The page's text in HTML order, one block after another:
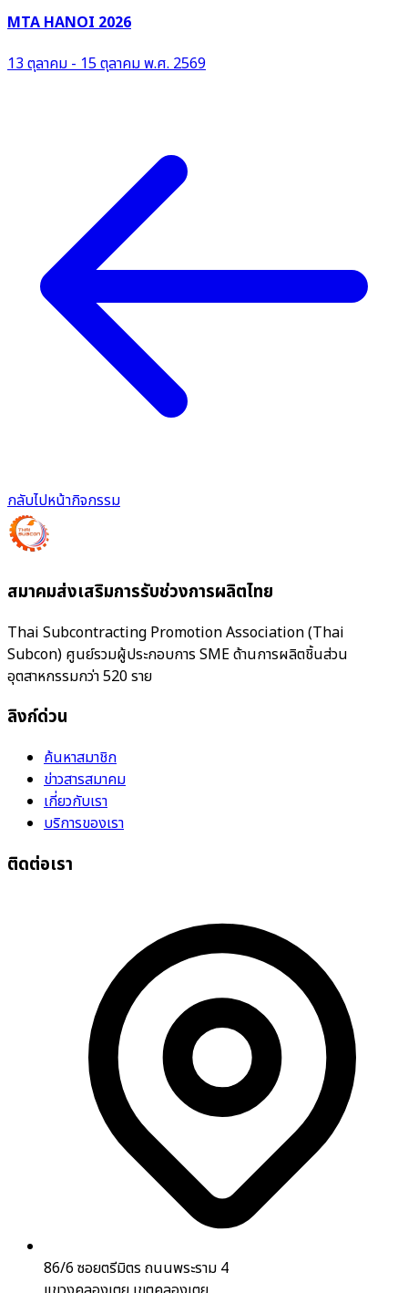
MTA HANOI 2026
13 ตุลาคม - 15 ตุลาคม พ.ศ. 2569
กลับไปหน้ากิจกรรม
สมาคมส่งเสริมการรับช่วงการผลิตไทย
Thai Subcontracting Promotion Association (Thai
Subcon) ศูนย์รวมผู้ประกอบการ SME ด้านการผลิตชิ้นส่วน
อุตสาหกรรมกว่า 520 ราย
ลิงก์ด่วน
ค้นหาสมาชิก
ข่าวสารสมาคม
เกี่ยวกับเรา
บริการของเรา
ติดต่อเรา
86/6 ซอยตรีมิตร ถนนพระราม 4